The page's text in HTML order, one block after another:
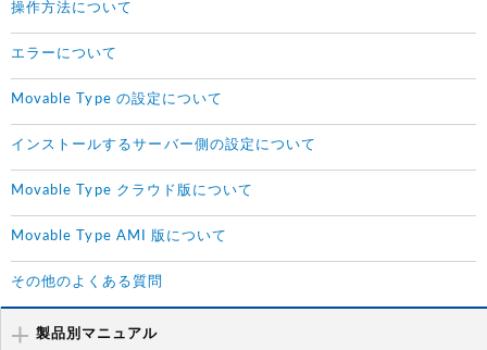
操作方法について
エラーについて
Movable Type の設定について
インストールするサーバー側の設定について
Movable Type クラウド版について
Movable Type AMI 版について
その他のよくある質問
製品別マニュアル